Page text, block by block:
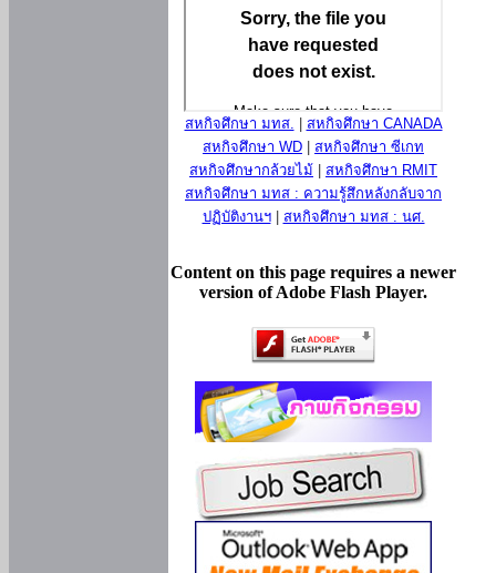
สหกิจศึกษา มทส.
สหกิจศึกษา CANADA
สหกิจศึกษา WD
สหกิจศึกษา ซีเกท
สหกิจศึกษากล้วยไม้
สหกิจศึกษา RMIT
สหกิจศึกษา มทส : ความรู้สึกหลังกลับจาก
ปฏิบัติงานฯ| สหกิจศึกษา มทส : นศ.
Content on this page requires a newer
version of Adobe Flash Player.